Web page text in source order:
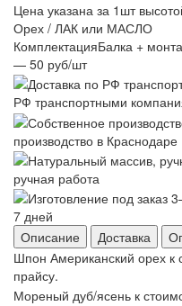
Цена указана за 1шт
Орех / ЛАК или МАСЛО
КомплектацияБалка +
— 50 руб/шт
РФ транспортными
производство в Краснодаре
ручная работа
7 дней
Описание
Доставка
Шпон Американский орех к
прайсу.
Мореный дуб/ясень к